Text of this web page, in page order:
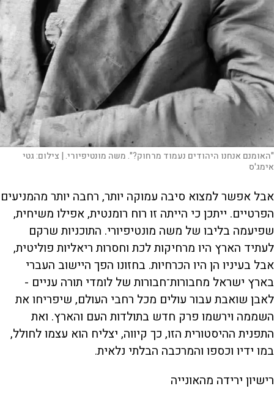
"האומנם אנחנו היהודים נעמוד מרחוק?". משה מונטיפיורי. | צילום:גטי
אימג'ס
אבל אפשר למצוא סיבה עמוקה יותר, רחבה יותר מהמניעים
הפרטיים. ייתכן כי הייתה זו רוח רומנטית, אפילו משיחית,
שפיעמה בליבו של משה מונטיפיורי. התוכניות שרקם
לעתיד הארץ היו מרחיקות לכת וחסרות ריאליות פוליטית,
אבל בעיניו הן היו הכרחיות. בחזונו הפך היישוב העברי
בארץ ישראל מחבורות־חבורות של לומדי תורה עניים -
לאבן שואבת עבור עולים מכל רחבי העולם, שיפריחו את
השממה וירשמו פרק חדש בתולדות העם והארץ. ואת
התפנית ההיסטורית הזו, כך קיווה, יצליח הוא עצמו לחולל,
במו ידיו וכספו והמרכבה הבלתי נלאית.
רישיון ירידה מהאונייה